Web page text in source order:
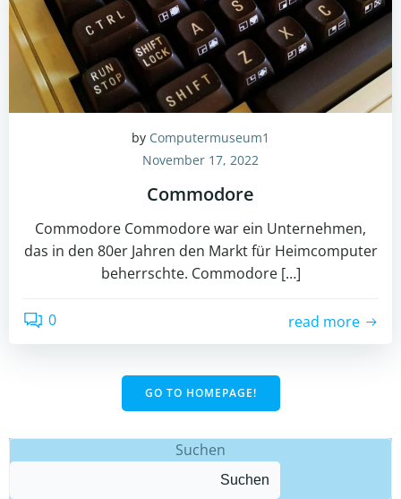
by Computermuseum1
November 17, 2022
Commodore
Commodore Commodore war ein Unternehmen,
das in den 80er Jahren den Markt für Heimcomputer
beherrschte. Commodore […]
0 read more
GO TO HOMEPAGE!
Suchen
Suchen